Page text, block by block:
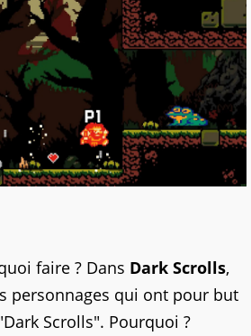
faire ? Dans Dark Scrolls,
personnages qui ont pour but
Scrolls". Pourquoi ?